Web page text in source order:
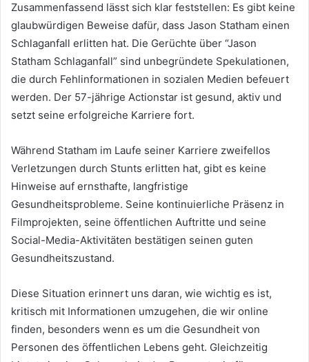
Zusammenfassend lässt sich klar feststellen: Es gibt keine
glaubwürdigen Beweise dafür, dass Jason Statham einen
Schlaganfall erlitten hat. Die Gerüchte über “Jason
Statham Schlaganfall” sind unbegründete Spekulationen,
die durch Fehlinformationen in sozialen Medien befeuert
werden. Der 57-jährige Actionstar ist gesund, aktiv und
setzt seine erfolgreiche Karriere fort.
Während Statham im Laufe seiner Karriere zweifellos
Verletzungen durch Stunts erlitten hat, gibt es keine
Hinweise auf ernsthafte, langfristige
Gesundheitsprobleme. Seine kontinuierliche Präsenz in
Filmprojekten, seine öffentlichen Auftritte und seine
Social-Media-Aktivitäten bestätigen seinen guten
Gesundheitszustand.
Diese Situation erinnert uns daran, wie wichtig es ist,
kritisch mit Informationen umzugehen, die wir online
finden, besonders wenn es um die Gesundheit von
Personen des öffentlichen Lebens geht. Gleichzeitig